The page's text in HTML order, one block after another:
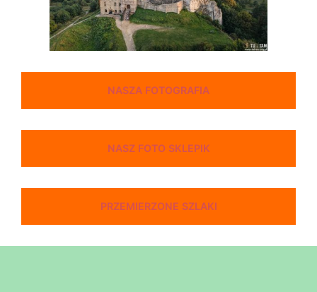
NASZA FOTOGRAFIA
NASZ FOTO SKLEPIK
PRZEMIERZONE SZLAKI